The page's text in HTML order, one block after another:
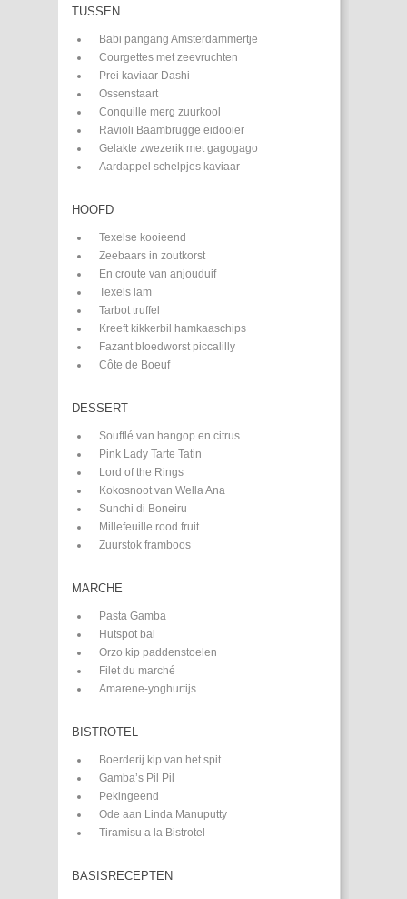
TUSSEN
Babi pangang Amsterdammertje
Courgettes met zeevruchten
Prei kaviaar Dashi
Ossenstaart
Conquille merg zuurkool
Ravioli Baambrugge eidooier
Gelakte zwezerik met gagogago
Aardappel schelpjes kaviaar
HOOFD
Texelse kooieend
Zeebaars in zoutkorst
En croute van anjouduif
Texels lam
Tarbot truffel
Kreeft kikkerbil hamkaaschips
Fazant bloedworst piccalilly
Côte de Boeuf
DESSERT
Soufflé van hangop en citrus
Pink Lady Tarte Tatin
Lord of the Rings
Kokosnoot van Wella Ana
Sunchi di Boneiru
Millefeuille rood fruit
Zuurstok framboos
MARCHE
Pasta Gamba
Hutspot bal
Orzo kip paddenstoelen
Filet du marché
Amarene-yoghurtijs
BISTROTEL
Boerderij kip van het spit
Gamba’s Pil Pil
Pekingeend
Ode aan Linda Manuputty
Tiramisu a la Bistrotel
BASISRECEPTEN